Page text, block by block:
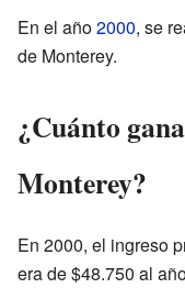
En el año2000, se
de Monterey.
¿Cuánto
Monterey?
En 2000, el ingreso
era de $48.750 al